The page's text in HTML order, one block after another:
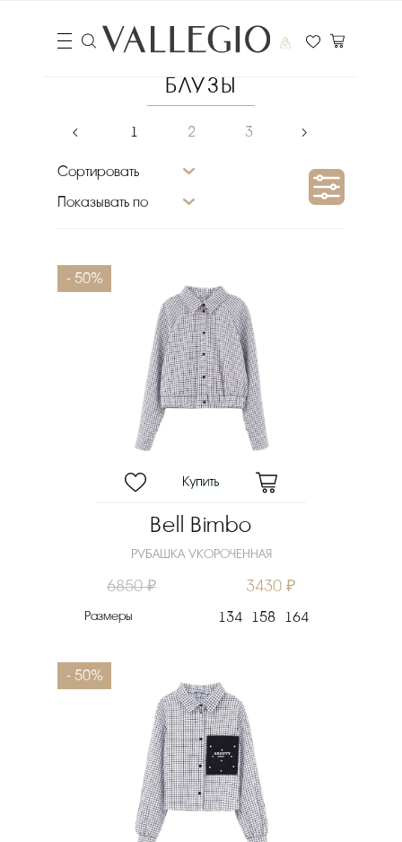
БЛУЗЫ
‹ 1 2 3 ›
Сортировать
Показывать по
Сезон
Материал верха
₽
Выберите порядок сортировки
Очистить фильтры
- 50%
Bell Bimbo
РУБАШКА УКОРОЧЕННАЯ
6850 ₽ 3430 ₽
Размеры 134 158 164
- 50%